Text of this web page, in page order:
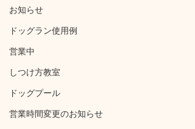
お知らせ
ドッグラン使用例
営業中
しつけ方教室
ドッグプール
営業時間変更のお知らせ